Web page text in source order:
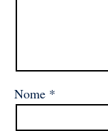
Nome *